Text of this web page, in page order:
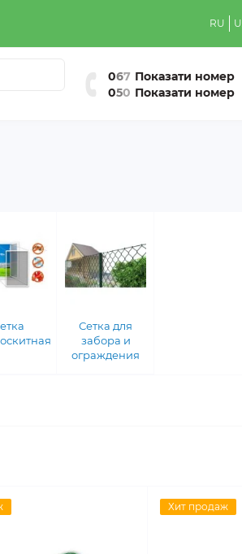
RU
067 Показати номер
050 Показати номер
Сетка для
забора и
ограждения
Хит продаж